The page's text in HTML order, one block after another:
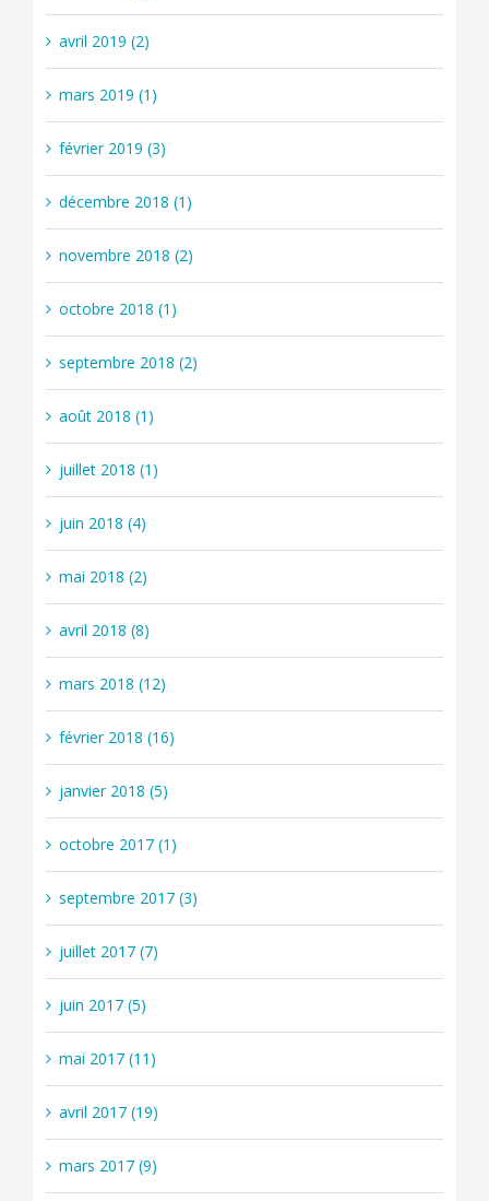
avril 2019 (2)
mars 2019 (1)
février 2019 (3)
décembre 2018 (1)
novembre 2018 (2)
octobre 2018 (1)
septembre 2018 (2)
août 2018 (1)
juillet 2018 (1)
juin 2018 (4)
mai 2018 (2)
avril 2018 (8)
mars 2018 (12)
février 2018 (16)
janvier 2018 (5)
octobre 2017 (1)
septembre 2017 (3)
juillet 2017 (7)
juin 2017 (5)
mai 2017 (11)
avril 2017 (19)
mars 2017 (9)